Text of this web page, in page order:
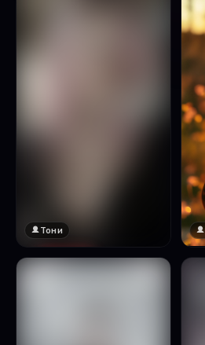
🔞 18+
Тони